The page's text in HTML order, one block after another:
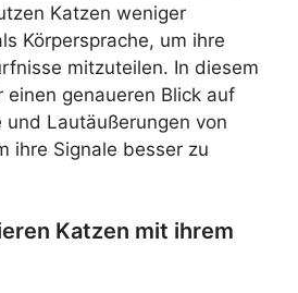
Katzen weniger
Körpersprache, um ihre
mitzuteilen. In diesem
genaueren Blick auf
und Lautäußerungen von
ihre Signale besser zu
Katzen mit ihrem